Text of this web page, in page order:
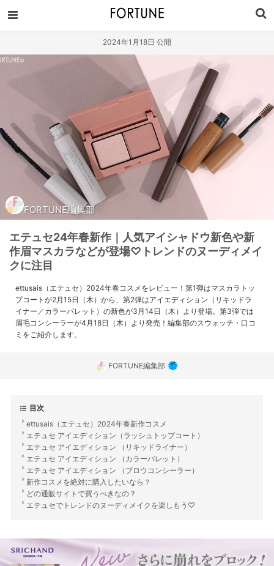
2024年1月18日 公開
FORTUNE編集部
エテュセ24年春新作｜人気アイシャドウ新色や新
作眉マスカラなどが登場♡トレンドのヌーディメイ
クに注目
ettusais（エテュセ）2024年春コスメをレビュー！第1弾はマスカラトッ
プコートが2月15日（木）から、第2弾はアイエディション（リキッドラ
イナー／カラーパレット）の新色が3月14日（木）より登場。第3弾では
眉毛コンシーラーが4月18日（木）より発売！編集部のスウォッチ・口コ
ミをご紹介します。
FORTUNE編集部
目次
ettusais（エテュセ）2024年春新作コスメ
エテュセ アイエディション（ラッシュトップコート）
エテュセ アイエディション （リキッドライナー）
エテュセ アイエディション （カラーパレット）
エテュセ アイエディション （ブロウコンシーラー）
新作コスメを絶対に購入したいなら？
どの通販サイトで買うべきなの？
エテュセでトレンドのヌーディメイクを楽しもう♡